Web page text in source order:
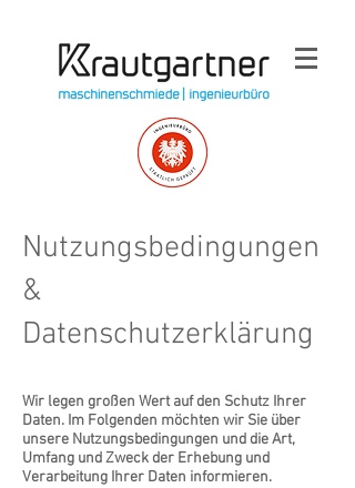
Nutzungsbedingungen
&
Datenschutzerklärung
Wir legen großen Wert auf den Schutz Ihrer
Daten. Im Folgenden möchten wir Sie über
unsere Nutzungsbedingungen und die Art,
Umfang und Zweck der Erhebung und
Verarbeitung Ihrer Daten informieren.